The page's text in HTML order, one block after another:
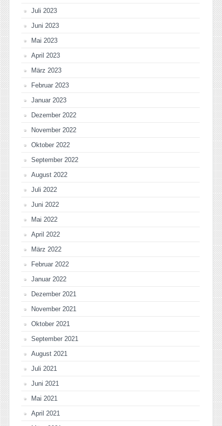
Juli 2023
Juni 2023
Mai 2023
April 2023
März 2023
Februar 2023
Januar 2023
Dezember 2022
November 2022
Oktober 2022
September 2022
August 2022
Juli 2022
Juni 2022
Mai 2022
April 2022
März 2022
Februar 2022
Januar 2022
Dezember 2021
November 2021
Oktober 2021
September 2021
August 2021
Juli 2021
Juni 2021
Mai 2021
April 2021